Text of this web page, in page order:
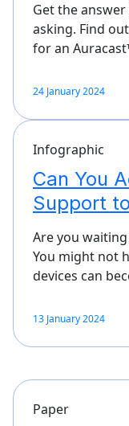
Get the
asking. Find
for an
24 January 2024
Infographic
Can You
Support
Are you
You might not
devices can
13 January 2024
Paper